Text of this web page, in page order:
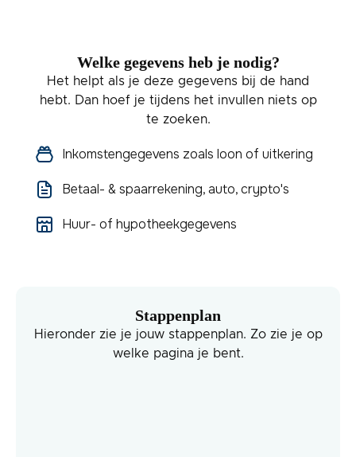
Welke gegevens heb je nodig?
Het helpt als je deze gegevens bij de hand
hebt. Dan hoef je tijdens het invullen niets op
te zoeken.
Inkomstengegevens zoals loon of uitkering
Betaal- & spaarrekening, auto, crypto's
Huur- of hypotheekgegevens
Stappenplan
Hieronder zie je jouw stappenplan. Zo zie je op
welke pagina je bent.